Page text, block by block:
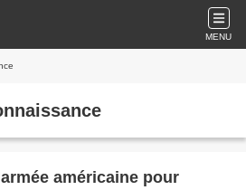
MENU
américaine pour